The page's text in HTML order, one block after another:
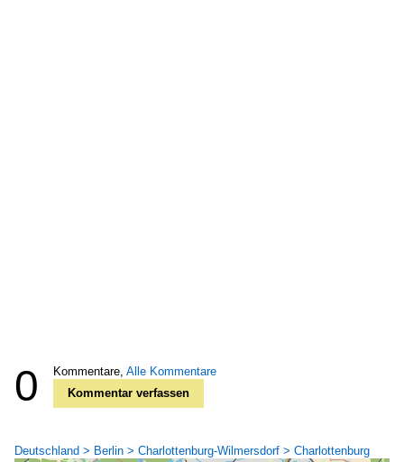
0 Kommentare, Alle Kommentare
Kommentar verfassen
Deutschland > Berlin > Charlottenburg-Wilmersdorf > Charlottenburg